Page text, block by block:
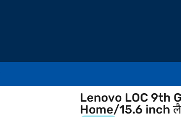
Lenovo LOC 9th
Home/15.6 inch